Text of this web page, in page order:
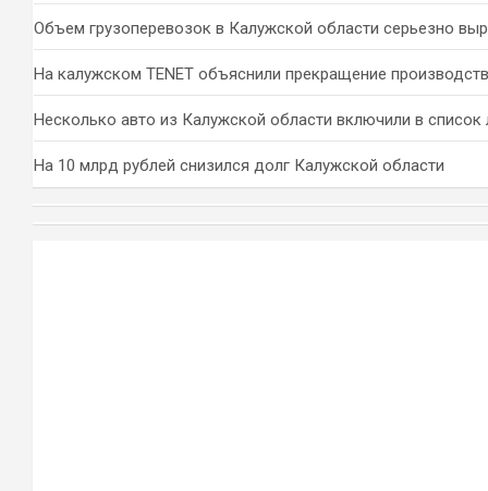
Объем грузоперевозок в Калужской области серьезно
На калужском TENET объяснили прекращение
Несколько авто из Калужской области включили в список
На 10 млрд рублей снизился долг Калужской области